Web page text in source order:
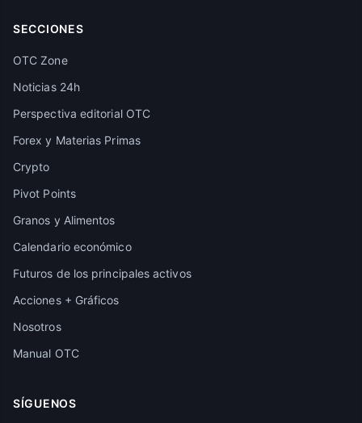
SECCIONES
OTC Zone
Noticias 24h
Perspectiva editorial OTC
Forex y Materias Primas
Crypto
Pivot Points
Granos y Alimentos
Calendario económico
Futuros de los principales activos
Acciones + Gráficos
Nosotros
Manual OTC
SÍGUENOS